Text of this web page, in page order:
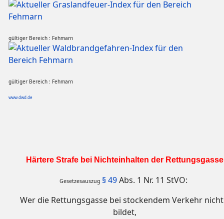
gültiger Bereich : Fehmarn
gültiger Bereich : Fehmarn
www.dwd.de
Härtere Strafe bei Nichteinhalten der Rettungsgasse
Gesetzesauszug § 49Abs. 1 Nr. 11 StVO:
Wer die Rettungsgasse bei stockendem Verkehr
bildet,